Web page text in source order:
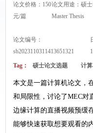
论文价格：150
元/篇
论文用途：硕
Master Thesis
论文编号：
sb2023110311413651321
Tag： 硕士论文选题 计
本文是一篇计算机论文，
和局限性，讨论了MEC对
边缘计算的直播视频预缓
能够快速获取想要观看的